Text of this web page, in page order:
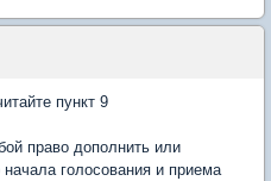
пункт 9
право дополнить или
голосования и приема